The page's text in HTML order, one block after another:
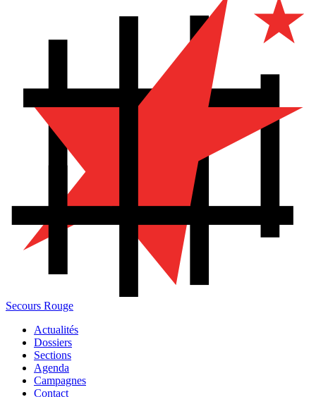
Secours Rouge
Actualités
Dossiers
Sections
Agenda
Campagnes
Contact